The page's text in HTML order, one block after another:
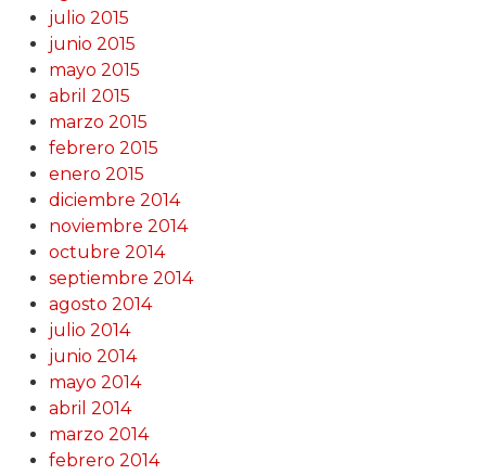
julio 2015
junio 2015
mayo 2015
abril 2015
marzo 2015
febrero 2015
enero 2015
diciembre 2014
noviembre 2014
octubre 2014
septiembre 2014
agosto 2014
julio 2014
junio 2014
mayo 2014
abril 2014
marzo 2014
febrero 2014